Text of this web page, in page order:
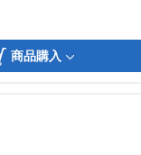
商品購入